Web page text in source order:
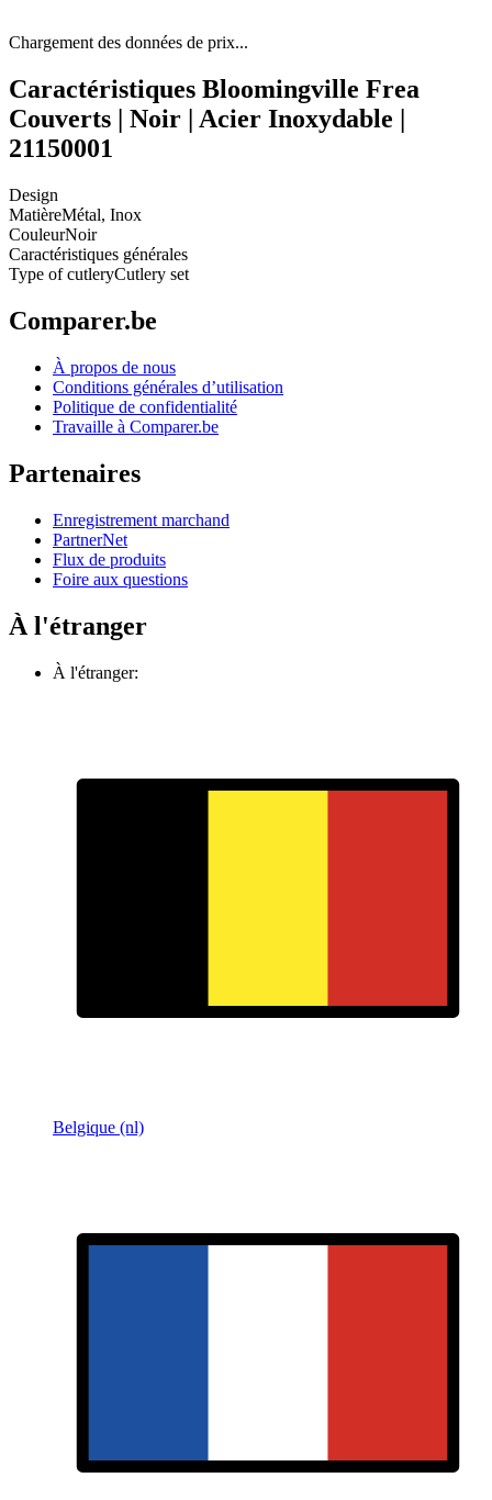
Chargement des données de prix...
Caractéristiques Bloomingville Frea
Couverts | Noir | Acier Inoxydable |
21150001
Design
MatièreMétal, Inox
CouleurNoir
Caractéristiques générales
Type of cutleryCutlery set
Comparer.be
À propos de nous
Conditions générales d’utilisation
Politique de confidentialité
Travaille à Comparer.be
Partenaires
Enregistrement marchand
PartnerNet
Flux de produits
Foire aux questions
À l'étranger
À l'étranger:
Belgique (nl)